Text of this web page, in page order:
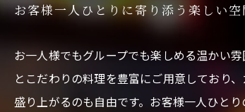
お客様一人ひとりに寄り添う楽しい空
お一人様でもグループでも楽しめる温かい
とこだわりの料理を豊富にご用意しており
盛り上がるのも自由です。お客様一人ひと